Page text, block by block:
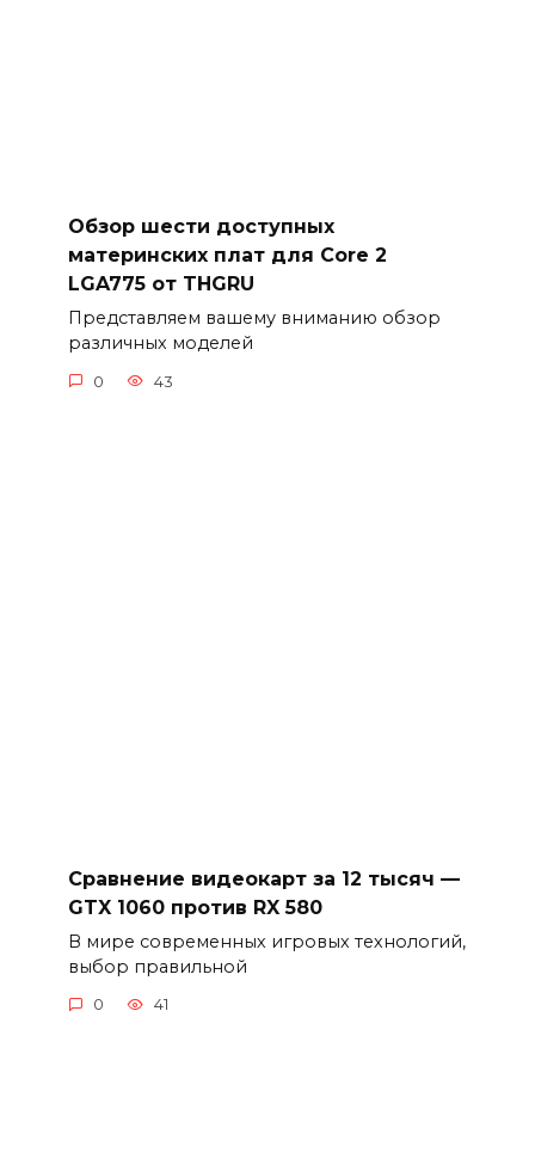
Обзор шести доступных
материнских плат для Core 2
LGA775 от THGRU
Представляем вашему вниманию обзор
различных моделей
0 43
Сравнение видеокарт за 12 тысяч —
GTX 1060 против RX 580
В мире современных игровых технологий,
выбор правильной
0 41